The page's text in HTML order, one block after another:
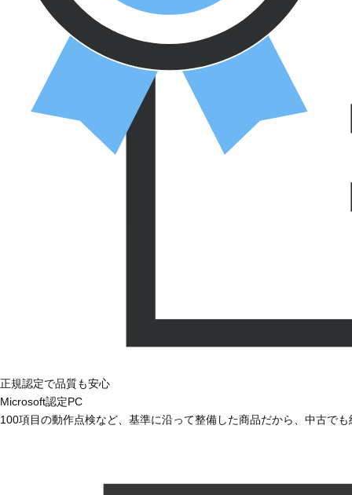
正規認定で品質も安心
Microsoft認定PC
100項目の動作点検など、基準に沿って整備した商品だから、中古で